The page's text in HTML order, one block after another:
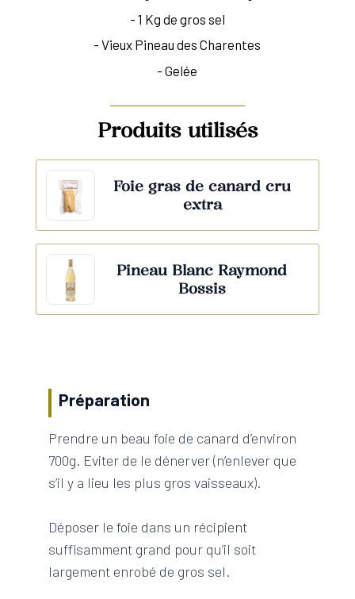
- 1 Kg de gros sel
- Vieux Pineau des Charentes
- Gelée
Produits utilisés
Foie gras de canard cru
extra
Pineau Blanc Raymond
Bossis
Préparation
Prendre un beau foie de canard d’environ
700g. Eviter de le dénerver (n’enlever que
s’il y a lieu les plus gros vaisseaux).
Déposer le foie dans un récipient
suffisamment grand pour qu’il soit
largement enrobé de gros sel.